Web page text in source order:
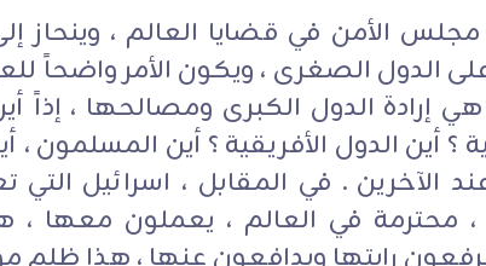
الأمن في قضايا العالم ، وينحاز
الدول الصغرى ، ويكون الأمر واضحاً
إرادة الدول الكبرى ومصالحها ، إذاً
؟ أين الدول الأفريقية ؟ أين المسلمون ،
الآخرين . في المقابل ، اسرائيل
، محترمة في العالم ، يعملون معها ،